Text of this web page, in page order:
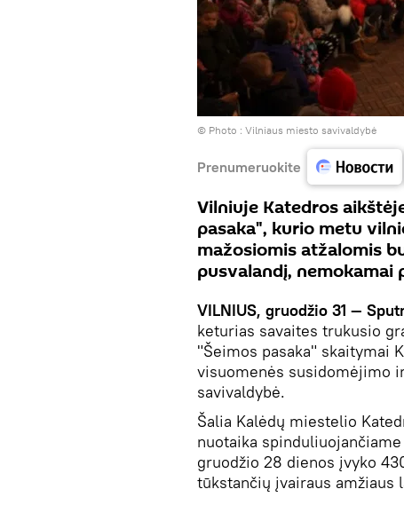
© Photo : Vilniaus miesto savivaldybė
Prenumeruokite
Vilniuje Katedros
pasaka", kurio metu
mažosiomis atžalomis
pusvalandį, nemokamai
VILNIUS, gruodžio 31 —
keturias savaites trukusio
"Šeimos pasaka" skaitymai
visuomenės susidomėjimo
savivaldybė.
Šalia Kalėdų miestelio
nuotaika
gruodžio 28 dienos įvyko
tūkstančių įvairaus amžiaus